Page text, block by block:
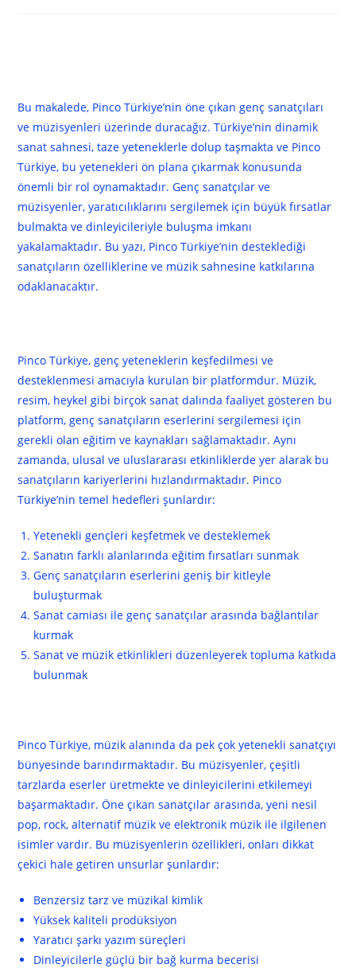
Bu makalede, Pinco Türkiye’nin öne çıkan genç sanatçıları
ve müzisyenleri üzerinde duracağız. Türkiye’nin dinamik
sanat sahnesi, taze yeteneklerle dolup taşmakta ve Pinco
Türkiye, bu yetenekleri ön plana çıkarmak konusunda
önemli bir rol oynamaktadır. Genç sanatçılar ve
müzisyenler, yaratıcılıklarını sergilemek için büyük fırsatlar
bulmakta ve dinleyicileriyle buluşma imkanı
yakalamaktadır. Bu yazı, Pinco Türkiye’nin desteklediği
sanatçıların özelliklerine ve müzik sahnesine katkılarına
odaklanacaktır.
Pinco Türkiye, genç yeteneklerin keşfedilmesi ve
desteklenmesi amacıyla kurulan bir platformdur. Müzik,
resim, heykel gibi birçok sanat dalında faaliyet gösteren bu
platform, genç sanatçıların eserlerini sergilemesi için
gerekli olan eğitim ve kaynakları sağlamaktadır. Aynı
zamanda, ulusal ve uluslararası etkinliklerde yer alarak bu
sanatçıların kariyerlerini hızlandırmaktadır. Pinco
Türkiye’nin temel hedefleri şunlardır:
Yetenekli gençleri keşfetmek ve desteklemek
Sanatın farklı alanlarında eğitim fırsatları sunmak
Genç sanatçıların eserlerini geniş bir kitleyle
buluşturmak
Sanat camiası ile genç sanatçılar arasında bağlantılar
kurmak
Sanat ve müzik etkinlikleri düzenleyerek topluma katkıda
bulunmak
Pinco Türkiye, müzik alanında da pek çok yetenekli sanatçıyı
bünyesinde barındırmaktadır. Bu müzisyenler, çeşitli
tarzlarda eserler üretmekte ve dinleyicilerini etkilemeyi
başarmaktadır. Öne çıkan sanatçılar arasında, yeni nesil
pop, rock, alternatif müzik ve elektronik müzik ile ilgilenen
isimler vardır. Bu müzisyenlerin özellikleri, onları dikkat
çekici hale getiren unsurlar şunlardır:
Benzersiz tarz ve müzikal kimlik
Yüksek kaliteli prodüksiyon
Yaratıcı şarkı yazım süreçleri
Dinleyicilerle güçlü bir bağ kurma becerisi